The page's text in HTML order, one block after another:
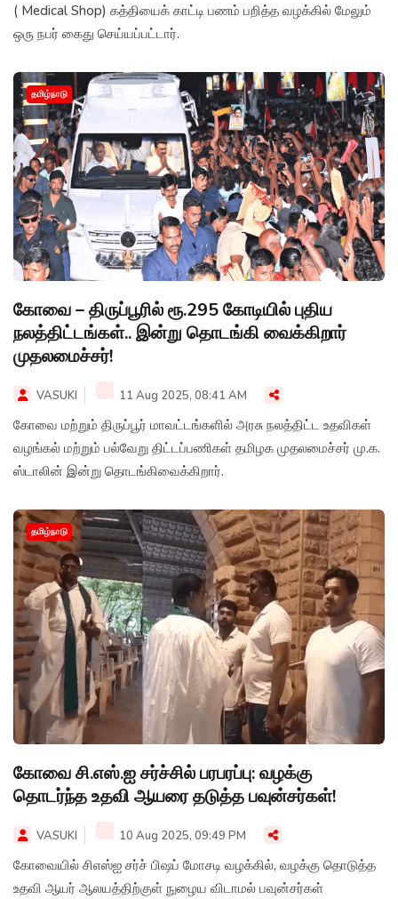
( Medical Shop) கத்தியைக் காட்டி பணம் பறித்த வழக்கில் மேலும்
ஒரு நபர் கைது செய்யப்பட்டார்.
தமிழ்நாடு
கோவை – திருப்பூரில் ரூ.295 கோடியில் புதிய
நலத்திட்டங்கள்.. இன்று தொடங்கி வைக்கிறார்
முதலமைச்சர்!
VASUKI 11 Aug 2025, 08:41 AM
கோவை மற்றும் திருப்பூர் மாவட்டங்களில் அரசு நலத்திட்ட உதவிகள்
வழங்கல் மற்றும் பல்வேறு திட்டப்பணிகள் தமிழக முதலமைச்சர் மு.க.
ஸ்டாலின் இன்று தொடங்கிவைக்கிறார்.
தமிழ்நாடு
கோவை சி.எஸ்.ஐ சர்ச்சில் பரபரப்பு: வழக்கு
தொடர்ந்த உதவி ஆயரை தடுத்த பவுன்சர்கள்!
VASUKI 10 Aug 2025, 09:49 PM
கோவையில் சிஎஸ்ஐ சர்ச் பிஷப் மோசடி வழக்கில், வழக்கு தொடுத்த
உதவி ஆயர் ஆலயத்திற்குள் நுழைய விடாமல் பவுன்சர்கள்